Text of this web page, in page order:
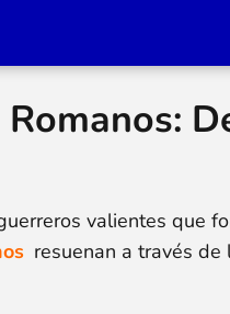
valientes que
resuenan a través